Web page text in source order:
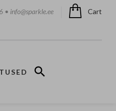
Cart
info@sparkle.ee